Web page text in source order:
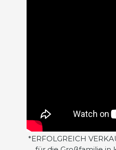
*ERFOLGREICH